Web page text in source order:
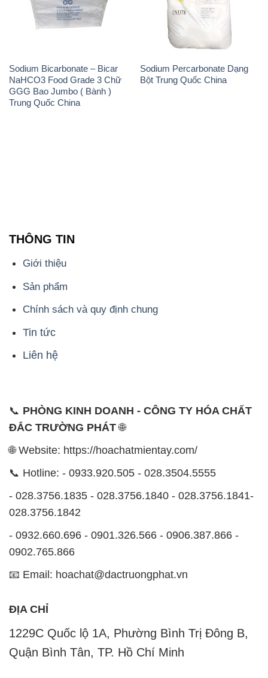
Chính sách và quy định chung
- 0932.660.696 - 0901.326.566 - 0906.387.866 -
0902.765.866
📧 Email: hoachat@dactruongphat.vn
ĐỊA CHỈ
1229C Quốc lộ 1A, Phường Bình Trị Đông B,
Quận Bình Tân, TP. Hồ Chí Minh
CÔNG TY XNK TM SX HÓA CHẤT ĐẮC TRƯỜNG
PHÁT
Công ty Hóa Chất Đắc Trường Phát, hoạt động dưới
tên miềnhoachatmientay.com, là một đơn vị
công nghiệp đa dạng, nhằm đáp ứng nhu cầu sử
dụng của khách hàng một cách tốt nhất.
Chúng tôi cam kết mang đến sự hài lòng và đáp ứng
mọi nhu cầu của khách hàng với tiêu chí hàng đầu.
Công ty chúng tôi hiện cung cấp những sản phẩm
đảm bảo sự thành công của khách hàng.
Uy tín là một trong những nguyên tắc quan trọng
trong hoạt động kinh doanh của chúng tôi. Chúng tôi